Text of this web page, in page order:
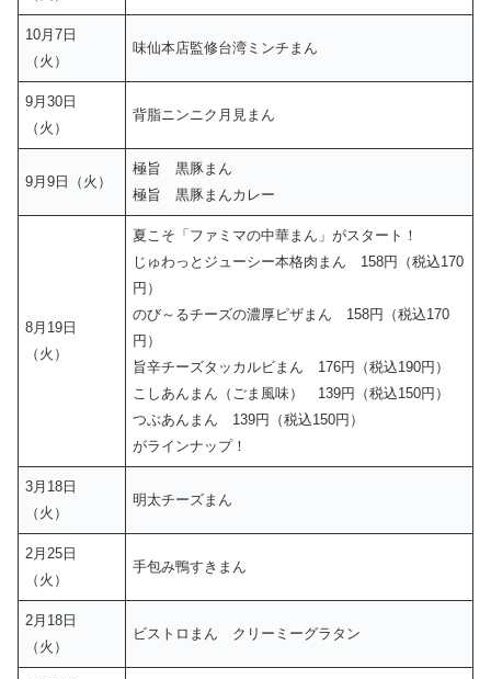
10月7日
（火）
味仙本店監修台湾ミンチまん
9月30日
（火）
背脂ニンニク月見まん
9月9日（火）
極旨 黒豚まん
極旨 黒豚まんカレー
8月19日
（火）
夏こそ「ファミマの中華まん」がスタート！
じゅわっとジューシー本格肉まん 158円（税込170
円）
のび～るチーズの濃厚ピザまん 158円（税込170
円）
旨辛チーズタッカルビまん 176円（税込190円）
こしあんまん（ごま風味） 139円（税込150円）
つぶあんまん 139円（税込150円）
がラインナップ！
3月18日
（火）
明太チーズまん
2月25日
（火）
手包み鴨すきまん
2月18日
（火）
ビストロまん クリーミーグラタン